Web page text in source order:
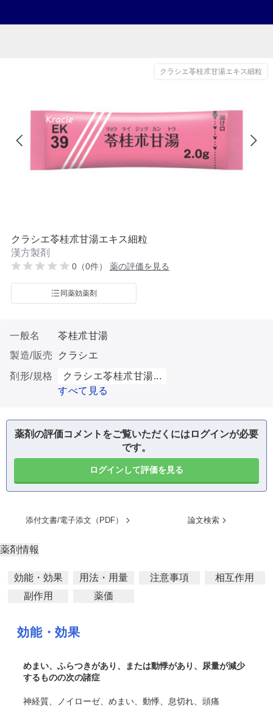
クラシエ苓桂朮甘湯エキス細粒
クラシエ苓桂朮甘湯エキス細粒
漢方製剤
0（0件） 薬の評価を見る
同薬効薬剤
一般名
苓桂朮甘湯
製造/販売
クラシエ
剤形/規格
クラシエ苓桂朮甘湯...
すべて見る
薬剤の評価コメントをご覧いただくにはログインが必要
です。
ログインして評価を見る
添付文書/電子添文（PDF） 論文検索
薬剤情報
効能・効果 用法・用量 注意事項
相互作用
副作用
薬価
効能・効果
めまい、ふらつきがあり、または動悸があり、尿量が減少
するものの次の諸症
神経質、ノイローゼ、めまい、動悸、息切れ、頭痛